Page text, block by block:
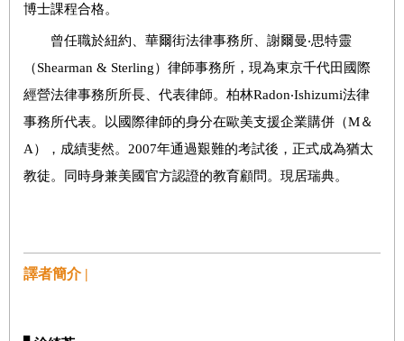
博士課程合格。
曾任職於紐約、華爾街法律事務所、謝爾曼‧思特靈
（Shearman & Sterling）律師事務所，現為東京千代田國際
經營法律事務所所長、代表律師。柏林Radon‧Ishizumi法律
事務所代表。以國際律師的身分在歐美支援企業購併（M＆
A），成績斐然。2007年通過艱難的考試後，正式成為猶太
教徒。同時身兼美國官方認證的教育顧問。現居瑞典。
譯者簡介 |